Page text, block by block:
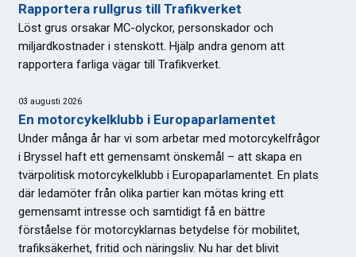
Rapportera rullgrus till Trafikverket
Löst grus orsakar MC-olyckor, personskador och
miljardkostnader i stenskott. Hjälp andra genom att
rapportera farliga vägar till Trafikverket.
03 augusti 2026
En motorcykelklubb i Europaparlamentet
Under många år har vi som arbetar med motorcykelfrågor
i Bryssel haft ett gemensamt önskemål – att skapa en
tvärpolitisk motorcykelklubb i Europaparlamentet. En plats
där ledamöter från olika partier kan mötas kring ett
gemensamt intresse och samtidigt få en bättre
förståelse för motorcyklarnas betydelse för mobilitet,
trafiksäkerhet, fritid och näringsliv. Nu har det blivit